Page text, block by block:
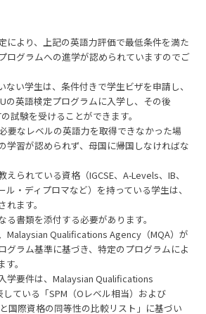
により、上記の英語力評価で最低条件を満た
ログラムへの進学が認められていますのでご
ない学生は、条件付きで学生ビザを申請し、
の英語検定プログラムに入学し、その後
の試験を受けることができます。
要なレベルの英語力を取得できなかった場
学習が認められず、母国に帰国しなければな
られている資格（IGCSE、A-Levels、IB、
ル・ディプロマなど）を持っている学生は、
ます。
る書類を添付する必要があります。
Malaysian Qualifications Agency（MQA）が
グラム基準に基づき、特定のプログラムによ
。
学要件は、Malaysian Qualifications
ている「SPM（Oレベル相当）および
国際資格の同等性の比較リスト」に基づい